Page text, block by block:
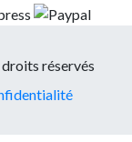
réservés